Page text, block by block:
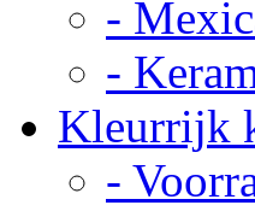
-
-
Kleurrijk
-